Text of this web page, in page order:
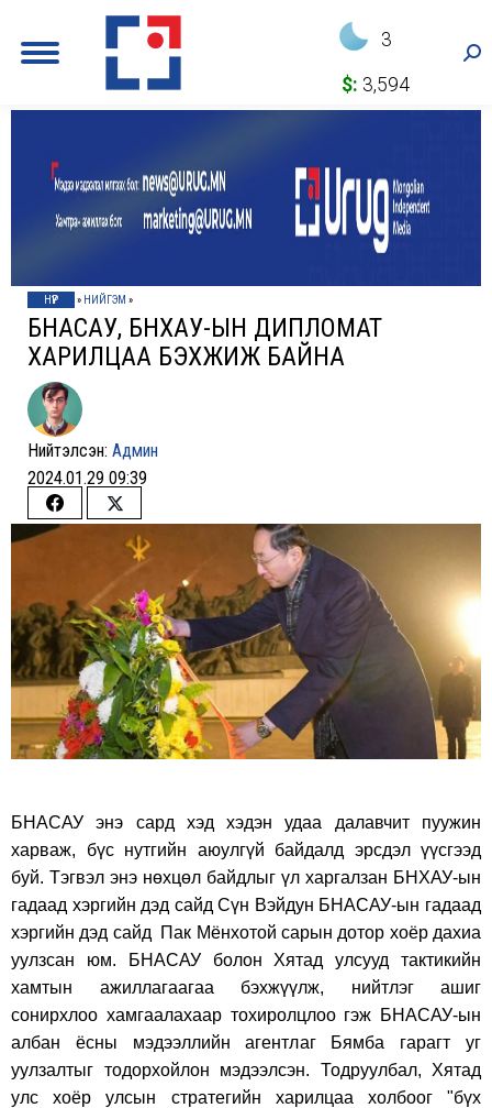
3
$: 3,594
НҮҮР » НИЙГЭМ »
БНАСАУ, БНХАУ-ЫН ДИПЛОМАТ
ХАРИЛЦАА БЭХЖИЖ БАЙНА
Нийтэлсэн: Админ
2024.01.29 09:39
Share
Facebook
Share
on
Twitter
БНАСАУ энэ сард хэд хэдэн удаа далавчит пуужин
харваж, бүс нутгийн аюулгүй байдалд эрсдэл үүсгээд
буй. Тэгвэл энэ нөхцөл байдлыг үл харгалзан БНХАУ-ын
гадаад хэргийн дэд сайд Сүн Вэйдун БНАСАУ-ын гадаад
хэргийн дэд сайд Пак Мёнхотой сарын дотор хоёр дахиа
уулзсан юм. БНАСАУ болон Хятад улсууд тактикийн
хамтын ажиллагаагаа бэхжүүлж, нийтлэг ашиг
сонирхлоо хамгаалахаар тохиролцлоо гэж БНАСАУ-ын
албан ёсны мэдээллийн агентлаг Бямба гарагт уг
уулзалтыг тодорхойлон мэдээлсэн. Тодруулбал, Хятад
улс хоёр улсын стратегийн харилцаа холбоог "бүх